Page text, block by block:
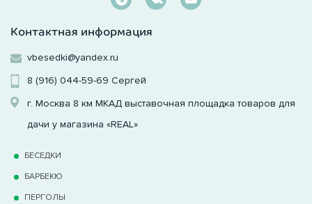
Контактная информация
vbesedki@yandex.ru
8 (916) 044-59-69 Сергей
г. Москва 8 км МКАД выставочная площадка товаров для
дачи у магазина «REAL»
БЕСЕДКИ
БАРБЕКЮ
ПЕРГОЛЫ